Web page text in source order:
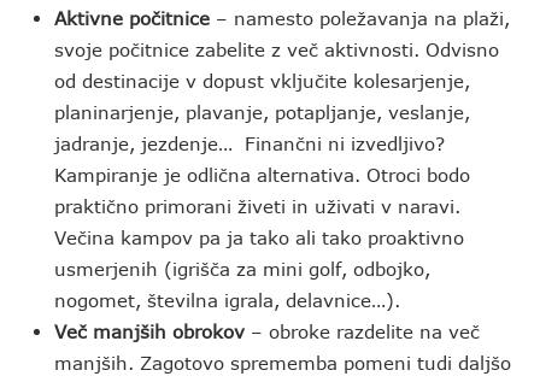
Aktivne počitnice – namesto poležavanja na plaži,
svoje počitnice zabelite z več aktivnosti. Odvisno
od destinacije v dopust vključite kolesarjenje,
planinarjenje, plavanje, potapljanje, veslanje,
jadranje, jezdenje… Finančni ni izvedljivo?
Kampiranje je odlična alternativa. Otroci bodo
praktično primorani živeti in uživati v naravi.
Večina kampov pa ja tako ali tako proaktivno
usmerjenih (igrišča za mini golf, odbojko,
nogomet, številna igrala, delavnice…).
Več manjših obrokov – obroke razdelite na več
manjših. Zagotovo sprememba pomeni tudi daljšo